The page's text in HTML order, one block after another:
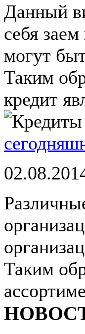
Данный
себя
могут
Таким
кредит
Таким